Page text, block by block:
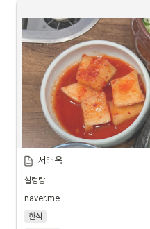
서래옥
설렁탕
naver.me
한식